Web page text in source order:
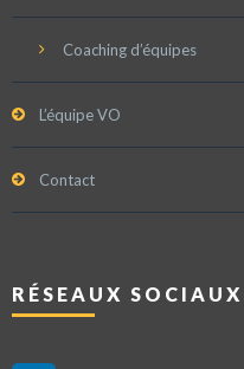
Coaching d’équipes
L’équipe VO
Contact
RÉSEAUX SOCIAUX